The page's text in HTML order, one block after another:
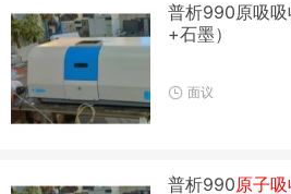
普析990原吸
+石墨）
面议
普析990原子吸